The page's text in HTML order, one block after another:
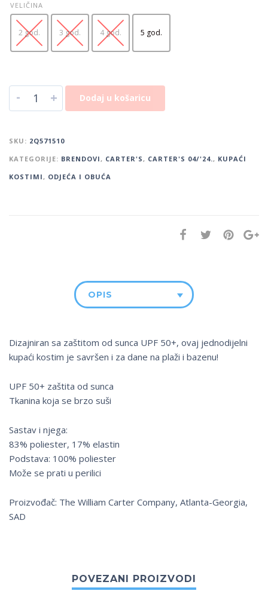
VELIČINA
2 god. 3 god. 4 god. 5 god.
- + Dodaj u košaricu
SKU: 2Q571510
KATEGORIJE: BRENDOVI, CARTER'S, CARTER'S 04/'24., KUPAĆI
KOSTIMI, ODJEĆA I OBUĆA
OPIS
Dizajniran sa zaštitom od sunca UPF 50+, ovaj jednodijelni
kupaći kostim je savršen i za dane na plaži i bazenu!
UPF 50+ zaštita od sunca
Tkanina koja se brzo suši
Sastav i njega:
83% poliester, 17% elastin
Podstava: 100% poliester
Može se prati u perilici
Proizvođač: The William Carter Company, Atlanta-Georgia,
SAD
POVEZANI PROIZVODI